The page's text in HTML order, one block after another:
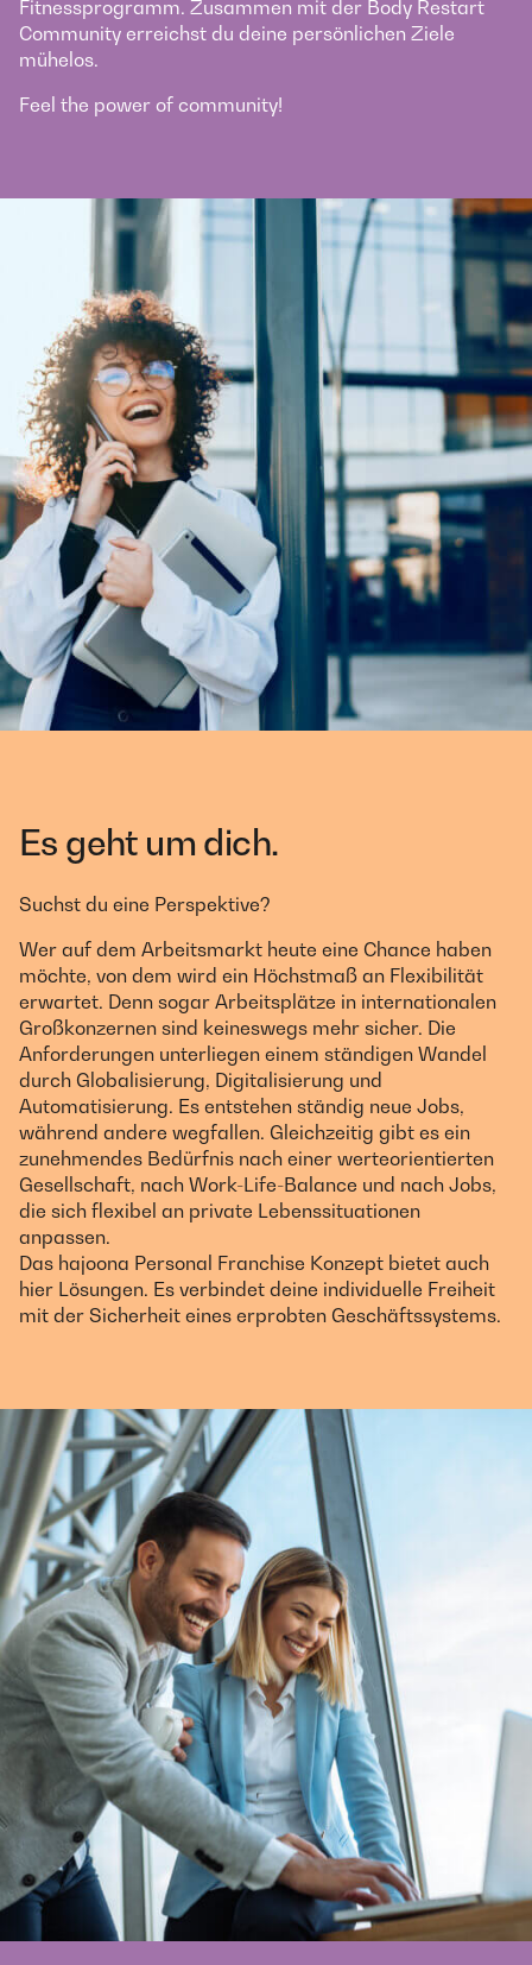
Fitnessprogramm. Zusammen mit der Body Restart
Community erreichst du deine persönlichen Ziele
mühelos.
Feel the power of community!
Es geht um dich.
Suchst du eine Perspektive?
Wer auf dem Arbeitsmarkt heute eine Chance haben
möchte, von dem wird ein Höchstmaß an Flexibilität
erwartet. Denn sogar Arbeitsplätze in internationalen
Großkonzernen sind keineswegs mehr sicher. Die
Anforderungen unterliegen einem ständigen Wandel
durch Globalisierung, Digitalisierung und
Automatisierung. Es entstehen ständig neue Jobs,
während andere wegfallen. Gleichzeitig gibt es ein
zunehmendes Bedürfnis nach einer werteorientierten
Gesellschaft, nach Work-Life-Balance und nach Jobs,
die sich flexibel an private Lebenssituationen
anpassen.
Das hajoona Personal Franchise Konzept bietet auch
hier Lösungen. Es verbindet deine individuelle Freiheit
mit der Sicherheit eines erprobten Geschäftssystems.